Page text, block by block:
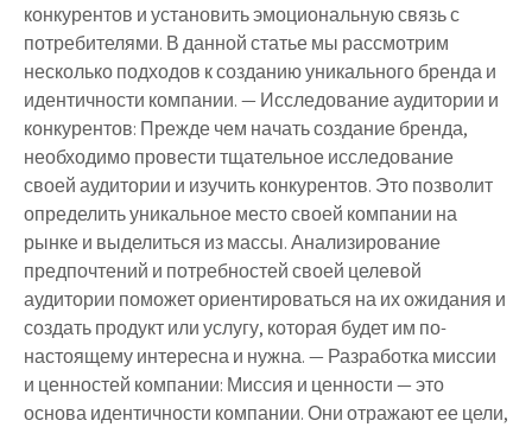
конкурентов и установить эмоциональную связь с
потребителями. В данной статье мы рассмотрим
несколько подходов к созданию уникального бренда и
идентичности компании. — Исследование аудитории и
конкурентов: Прежде чем начать создание бренда,
необходимо провести тщательное исследование
своей аудитории и изучить конкурентов. Это позволит
определить уникальное место своей компании на
рынке и выделиться из массы. Анализирование
предпочтений и потребностей своей целевой
аудитории поможет ориентироваться на их ожидания и
создать продукт или услугу, которая будет им по-
настоящему интересна и нужна. — Разработка миссии
и ценностей компании: Миссия и ценности — это
основа идентичности компании. Они отражают ее цели,